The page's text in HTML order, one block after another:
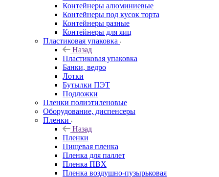
Контейнеры алюминиевые
Контейнеры под кусок торта
Контейнеры разные
Контейнеры для яиц
Пластиковая упаковка
Назад
Пластиковая упаковка
Банки, ведро
Лотки
Бутылки ПЭТ
Подложки
Пленки полиэтиленовые
Оборудование, диспенсеры
Пленки
Назад
Пленки
Пищевая пленка
Пленка для паллет
Пленка ПВХ
Пленка воздушно-пузырьковая